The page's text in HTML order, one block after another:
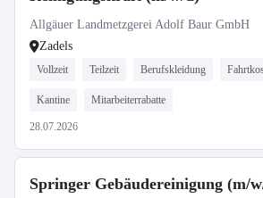
Allgäuer Landmetzgerei Adolf Baur GmbH
Zadels
Vollzeit Teilzeit Berufskleidung
Kantine Mitarbeiterrabatte
28.07.2026
Springer Gebäudereinigung (m/